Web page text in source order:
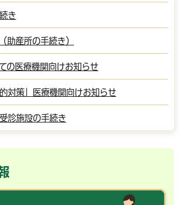
き
助産所の手続き）
の医療機関向けお知らせ
対策」医療機関向けお知らせ
診施設の手続き